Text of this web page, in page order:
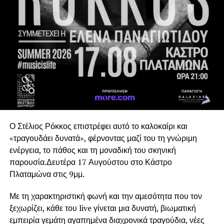
πλάνο εργασίας και τα πρώτα βήματα υλοποίησης. Κατά
τη διάρκεια της συνάντησης οι εταίροι συζήτησαν τις
επιστημονικές, τεχνικές, βιομηχανικές και κοινωνικές
διαστάσεις του έργου, θέτοντας τις βάσεις για την
πενταετή συνεργασία.
Το SOWISE
καινοτομίες μετατροπής αστικών αποβλήτων σε
βιώσιμα, βιοβασισμένα υλικά. Ενσωματώνοντας την
επιστημονική γνώση σε πραγματικά συστήματα
διαχείρισης αποβλήτων, το SOWISE+ θα υποστηρίξει
το σύγχρονο μοντέλο κυκλικής αστικής-βιομηχανικής
συμβίωσης.
Το SOWISE+ θα δημιουργήσει την πρώτη στο είδος της
πολυλειτουργική βιοδιυλιστηριακή μονάδα, η οποία θα
μετατρέπει δύο ροές αποβλήτων σε υλικά υψηλής αξίας.
Τα χωριστά συλλεγόμενα αστικά απόβλητα (βιοαπόβλητα
Ο Στέλιος Ρόκκος επιστρέφει αυτό το καλοκαίρι και
«τραγουδάει δυνατά», φέρνοντας μαζί του τη γνώριμη
ενέργεια, το πάθος και τη μοναδική του σκηνική
παρουσία.Δευτέρα 17 Αυγούστου στο Κάστρο
Πλαταμώνα στις 9μμ.
Με τη χαρακτηριστική φωνή και την αμεσότητα που τον
ξεχωρίζει, κάθε του live γίνεται μια δυνατή, βιωματική
εμπειρία γεμάτη αγαπημένα διαχρονικά τραγούδια, νέες